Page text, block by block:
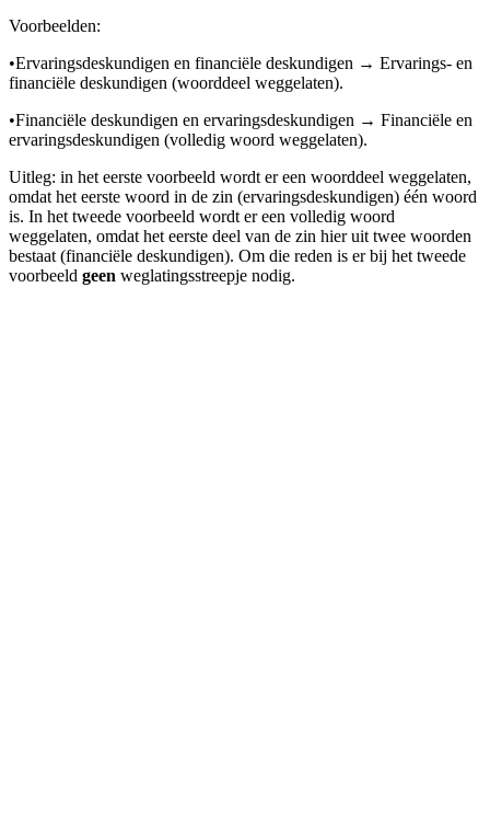
Voorbeelden:
•Ervaringsdeskundigen en financiële deskundigen → Ervarings- en
financiële deskundigen (woorddeel weggelaten).
•Financiële deskundigen en ervaringsdeskundigen → Financiële en
ervaringsdeskundigen (volledig woord weggelaten).
Uitleg: in het eerste voorbeeld wordt er een woorddeel weggelaten,
omdat het eerste woord in de zin (ervaringsdeskundigen) één woord
is. In het tweede voorbeeld wordt er een volledig woord
weggelaten, omdat het eerste deel van de zin hier uit twee woorden
bestaat (financiële deskundigen). Om die reden is er bij het tweede
voorbeeld geen weglatingsstreepje nodig.